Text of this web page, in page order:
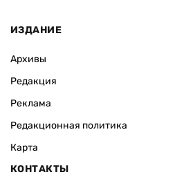
ИЗДАНИЕ
Архивы
Редакция
Реклама
Редакционная политика
Карта
КОНТАКТЫ